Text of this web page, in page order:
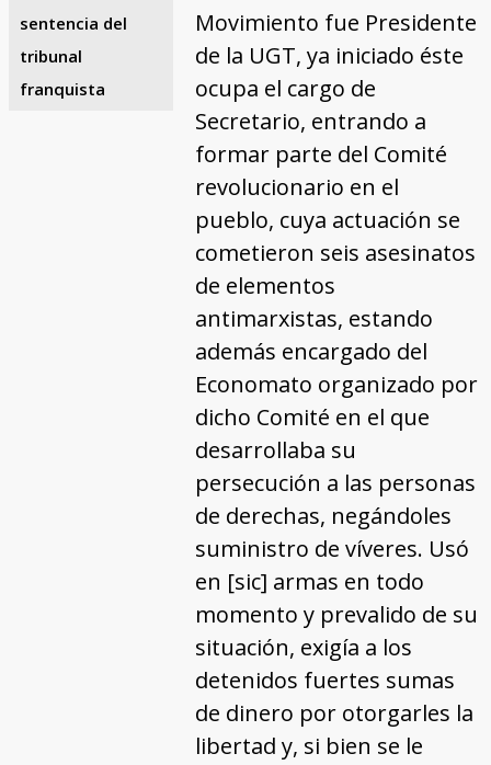
sentencia del
tribunal
franquista
Movimiento fue Presidente
de la UGT, ya iniciado éste
ocupa el cargo de
Secretario, entrando a
formar parte del Comité
revolucionario en el
pueblo, cuya actuación se
cometieron seis asesinatos
de elementos
antimarxistas, estando
además encargado del
Economato organizado por
dicho Comité en el que
desarrollaba su
persecución a las personas
de derechas, negándoles
suministro de víveres. Usó
en [sic] armas en todo
momento y prevalido de su
situación, exigía a los
detenidos fuertes sumas
de dinero por otorgarles la
libertad y, si bien se le